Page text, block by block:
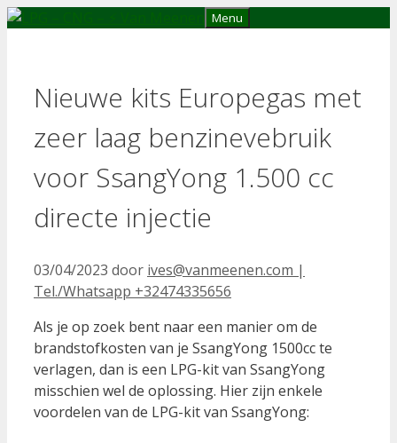
Ga
Menu
Nieuwe kits Europegas met
zeer laag benzinevebruik
voor SsangYong 1.500 cc
directe injectie
03/04/2023 door ives@vanmeenen.com |
Tel./Whatsapp +32474335656
Als je op zoek bent naar een manier om de
brandstofkosten van je SsangYong 1500cc te
verlagen, dan is een LPG-kit van SsangYong
misschien wel de oplossing. Hier zijn enkele
voordelen van de LPG-kit van SsangYong: